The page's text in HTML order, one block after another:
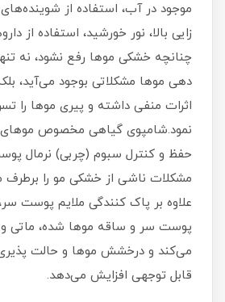
موجود در آب، استفاده از
زایی بالا، نور خورشید، استفاده از
چنانچه خشکی موها رفع نشود، نه
دهی موها مشکلاتی بوجود می‌آید،
اثرات منفی داشته و پیری موها را
نمود.شامپوی گیاهی مخصوص موهای
حفظ و کنترل سبوم (چربی) نرمال
مشکلات ناشی از خشکی مو را برطرف
علاوه بر پاک کنندگی ملایم پوست
پوست سر و ساقه موها شده، ماتی و
می‌کند و درخشش موها و حالت پذیری
قابل توجهی افزایش می‌دهد.